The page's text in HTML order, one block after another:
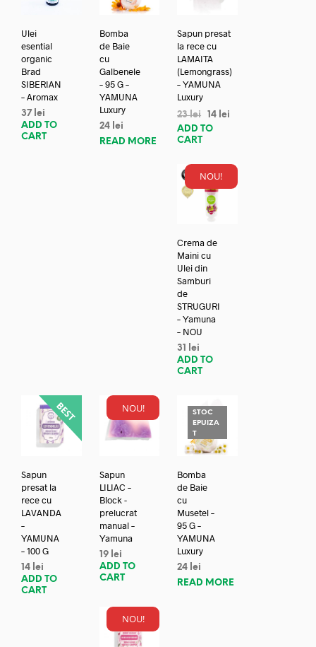
Ulei
esential
organic
Brad
SIBERIAN
– Aromax
37 lei
ADD TO
CART
Bomba
de Baie
cu
Galbenele
– 95 G –
YAMUNA
Luxury
24 lei
READ MORE
Sapun presat
la rece cu
LAMAITA
(Lemongrass)
– YAMUNA
Luxury
23lei 14 lei
ADD TO
CART
NOU!
Crema de
Maini cu
Ulei din
Samburi
de
STRUGURI
– Yamuna
– NOU
31
lei
ADD TO
CART
Sapun
presat la
rece cu
LAVANDA
–
YAMUNA
– 100 G
14 lei
ADD TO
CART
NOU!
Sapun
LILIAC –
Block -
prelucrat
manual –
Yamuna
19 lei
ADD TO
CART
STOC
EPUIZA
T
Bomba
de Baie
cu
Musetel –
95 G –
YAMUNA
Luxury
24 lei
READ MORE
NOU!